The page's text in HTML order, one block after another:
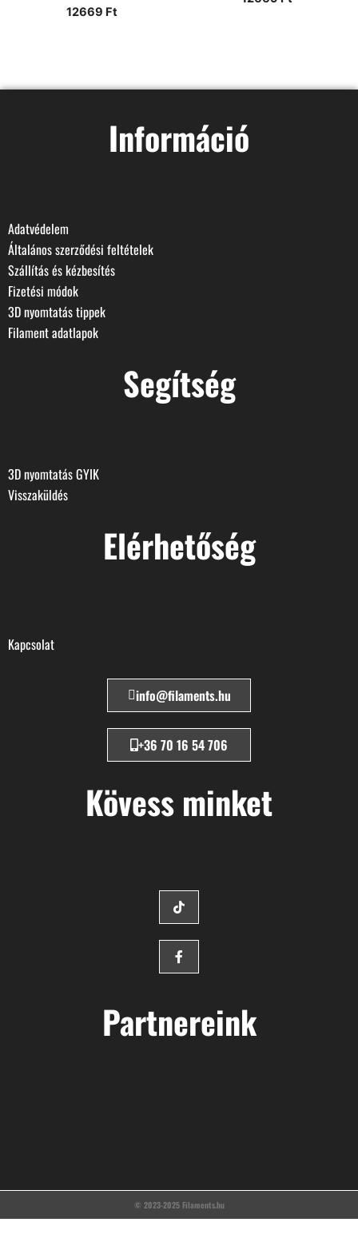
12669 Ft
Információ
Adatvédelem
Általános szerződési feltételek
Szállítás és kézbesítés
Fizetési módok
3D nyomtatás tippek
Filament adatlapok
Segítség
3D nyomtatás GYIK
Visszaküldés
Elérhetőség
Kapcsolat
info@filaments.hu
+36 70 16 54 706
Kövess minket
Partnereink
© 2023-2025 Filaments.hu